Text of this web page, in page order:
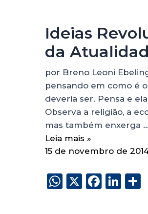
Ideias
da
por Breno Leoni
pensando em como é
deveria ser. Pensa e
Observa a religião, a
mas também enxerga …
Leia mais »
15 de novembro de
W X
F
Li